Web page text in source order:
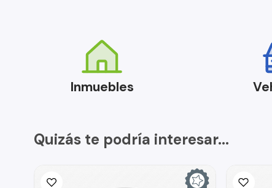
Inmuebles
Quizás te podría interesar...